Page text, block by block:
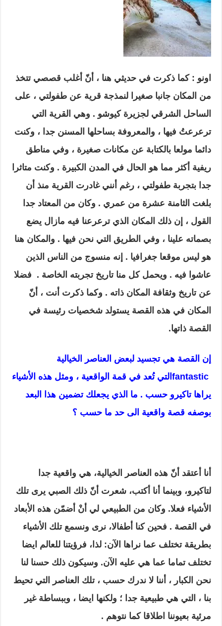
اونو : كما ذكرت في حديثي هنا ، أنّ أغلب قصصي تتخذ
من المكان جانبا صغيرا لنمذجة قرية عن طفولتي ، على
الساحل الشرقي لجزيرة كيوشو . وهي القرية التي
ترعرعتُ فيها ، والمعروفة بساحلها المسنن جدا ، وكنت
دائما مولعا بالكتابة عن مكانات صغيرة ، وفي مناطق
ريفية أكثر مما هو الحال في المدن الكبيرة . وكنت متاثرا
جدا بتجربة طفولتي ، رغم أنني غادرت القرية منذ أن
بلغت الثامنة عشرة من عمري . وكان من المعتاد جدا
القول ، إن ذلك المكان الذي ترعرعنا فيه مازال يضع
بصماته علينا ، وفي الطريق التي نحن فيها . والمكان هنا
هو ليس موقعا جغرافيا . إنه منسوج من الناس الذين
عاشوا فيه . ويحمل كل منا تاريخ تجربته الخاصة . فضلا
عن تاريخ وثقافة المكان ذاته . وكما ذكرت أنت ، أنّ
المكان في هذه القصة يستولد شخصيات رئيسة في
القصة ذاتها.
إن القصة هي تجسيد لبعض العناصر الخيالية
fantastic
التي تُعد في قمة الواقعية ، ومثل هذه الأشياء
يراها تاكيرو حسب . ما الذي يجعلك تضمين هذا البعد
بوصفه قصة واقعية الى حد ما حسب ؟
أنا أعتقد أنّ هذه العناصر الخيالية، هي واقعية جدا
لتاكيرو، وبينما أنا أكتب، شعرت أنّ ذلك الصبي يرى تلك
الأشياء فعلا. وكان من الطبيعي لي أنْ أضمّن هذه الأبعاد
في القصة . فحين كنا أطفالا، نرى ونسمع تلك الأشياء
بطريقة تختلف عما نراها الآن: لذا، فرؤيتنا للعالم ايضا
تختلف تماما عما هي عليه الآن. وسيكون ذلك حسنا لنا
نحن الكبار ، أننا لا ندرك حسب ، تلك العناصر التي تحيط
بنا ، التي هي طبيعية جدا ؛ ولكنها ايضا ، وببساطة غير
مرئية بعيوننا اطلاقا كما نتوهم .